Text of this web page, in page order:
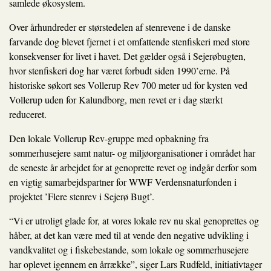
Over århundreder er størstedelen af stenrevene i de danske
farvande dog blevet fjernet i et omfattende stenfiskeri med store
konsekvenser for livet i havet. Det gælder også i Sejerøbugten,
hvor stenfiskeri dog har været forbudt siden 1990’erne. På
historiske søkort ses Vollerup Rev 700 meter ud for kysten ved
Vollerup uden for Kalundborg, men revet er i dag stærkt
reduceret.
Den lokale Vollerup Rev-gruppe med opbakning fra
sommerhusejere samt natur- og miljøorganisationer i området har
de seneste år arbejdet for at genoprette revet og indgår derfor som
en vigtig samarbejdspartner for WWF Verdensnaturfonden i
projektet ’Flere stenrev i Sejerø Bugt’.
“Vi er utroligt glade for, at vores lokale rev nu skal genoprettes og
håber, at det kan være med til at vende den negative udvikling i
vandkvalitet og i fiskebestande, som lokale og sommerhusejere
har oplevet igennem en årrække”, siger Lars Rudfeld, initiativtager